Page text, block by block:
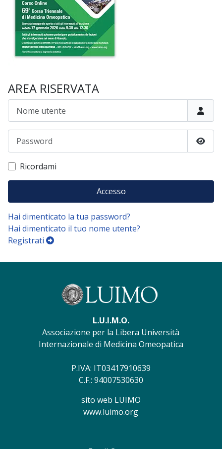
AREA RISERVATA
Ricordami
Accesso
Hai dimenticato la tua password?
Hai dimenticato il tuo nome utente?
Registrati
L.U.I.M.O.
Associazione per la Libera Università
Internazionale di Medicina Omeopatica
P.IVA: IT03417910639
C.F.: 94007530630
sito web LUIMO
www.luimo.org